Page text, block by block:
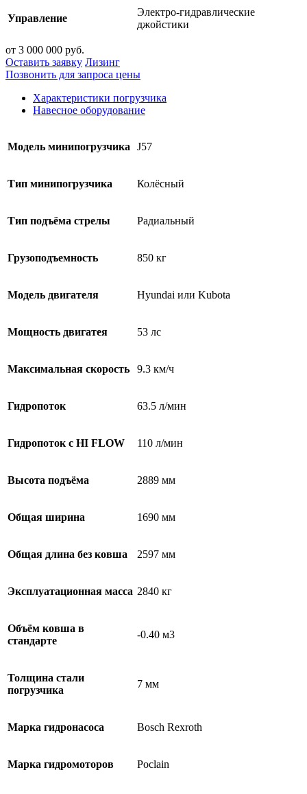
Управление
Электро-гидравлические
джойстики
от 3 000 000 руб.
Оставить заявку Лизинг
Позвонить для запроса цены
Характеристики погрузчика
Навесное оборудование
Модель минипогрузчика J57
Тип минипогрузчика Колёсный
Тип подъёма стрелы Радиальный
Грузоподъемность 850 кг
Модель двигателя Hyundai или Kubota
Мощность двигатея 53 лс
Максимальная скорость 9.3 км/ч
Гидропоток 63.5 л/мин
Гидропоток с HI FLOW 110 л/мин
Высота подъёма 2889 мм
Общая ширина 1690 мм
Общая длина без ковша 2597 мм
Эксплуатационная масса 2840 кг
Объём ковша в
стандарте
-0.40 м3
Толщина стали
погрузчика
7 мм
Марка гидронасоса Bosch Rexroth
Марка гидромоторов Poclain